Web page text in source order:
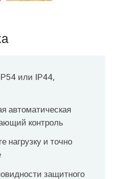
или IP44,
автоматическая
контроль
нагрузку и точно
защитного